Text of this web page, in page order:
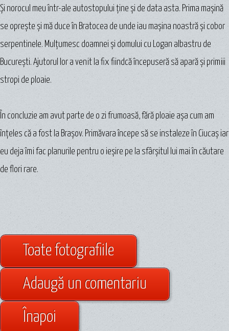
Şi norocul meu într-ale autostopului ține şi de data asta. Prima maşină
se opreşte şi mă duce în Bratocea de unde iau maşina noastră şi cobor
serpentinele. Mulţumesc doamnei şi domului cu Logan albastru de
Bucureşti. Ajutorul lor a venit la fix fiindcă începuseră să apară şi primiii
stropi de ploaie.
În concluzie am avut parte de o zi frumoasă, fără ploaie aşa cum am
înţeles că a fost la Braşov. Primăvara începe să se instaleze în Ciucaș iar
eu deja îmi fac planurile pentru o ieşire pe la sfârşitul lui mai în căutare
de flori rare.
Toate fotografiile
Adaugă un comentariu
Înapoi